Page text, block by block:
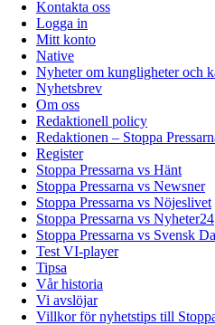
Kontakta oss
Logga in
Mitt konto
Native
Nyheter om kungligheter och
Nyhetsbrev
Om oss
Redaktionell policy
Redaktionen – Stoppa
Register
Stoppa Pressarna vs Hänt
Stoppa Pressarna vs Newsner
Stoppa Pressarna vs Nöjeslivet
Stoppa Pressarna vs Nyheter24
Stoppa Pressarna vs Svensk
Test VI-player
Tipsa
Vår historia
Vi avslöjar
Villkor för nyhetstips till